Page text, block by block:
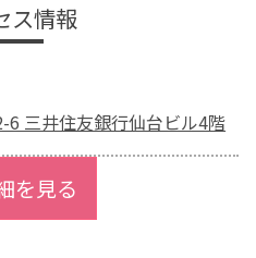
ス情報
三井住友銀行仙台ビル4階
を見る